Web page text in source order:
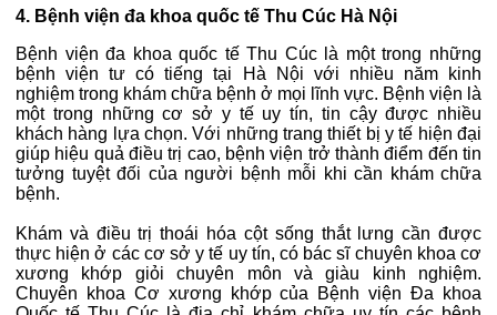
4. Bệnh viện đa khoa quốc tế Thu Cúc Hà Nội
Bệnh viện đa khoa quốc tế Thu Cúc là một trong những
bệnh viện tư có tiếng tại Hà Nội với nhiều năm kinh
nghiệm trong khám chữa bệnh ở mọi lĩnh vực. Bệnh viện là
một trong những cơ sở y tế uy tín, tin cậy được nhiều
khách hàng lựa chọn. Với những trang thiết bị y tế hiện đại
giúp hiệu quả điều trị cao, bệnh viện trở thành điểm đến tin
tưởng tuyệt đối của người bệnh mỗi khi cần khám chữa
bệnh.
Khám và điều trị thoái hóa cột sống thắt lưng cần được
thực hiện ở các cơ sở y tế uy tín, có bác sĩ chuyên khoa cơ
xương khớp giỏi chuyên môn và giàu kinh nghiệm.
Chuyên khoa Cơ xương khớp của Bệnh viện Đa khoa